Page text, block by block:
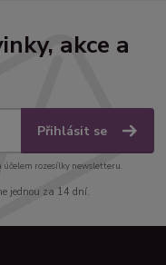
akce a
Přihlásit se
účelem rozesílky newsletteru.
jednou za 14 dní.